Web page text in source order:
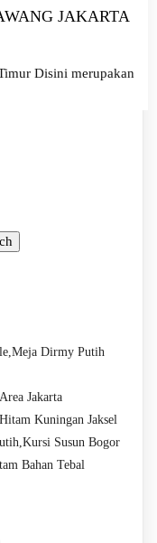
JAKARTA
Disini merupakan
Dirmy Putih
Jakarta
Kuningan Jaksel
Susun Bogor
Bahan Tebal